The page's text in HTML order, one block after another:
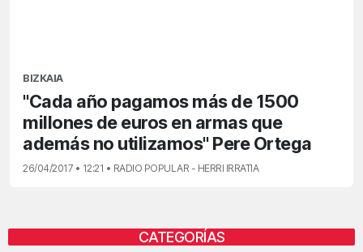
BIZKAIA
"Cada año pagamos más de 1500
millones de euros en armas que
además no utilizamos" Pere Ortega
26/04/2017 • 12:21 • RADIO POPULAR - HERRI IRRATIA
CATEGORÍAS